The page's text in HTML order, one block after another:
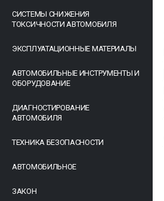
СИСТЕМЫ СНИЖЕНИЯ
ТОКСИЧНОСТИ АВТОМОБИЛЯ
ЭКСПЛУАТАЦИОННЫЕ МАТЕРИАЛЫ
АВТОМОБИЛЬНЫЕ ИНСТРУМЕНТЫ И
ОБОРУДОВАНИЕ
ДИАГНОСТИРОВАНИЕ
АВТОМОБИЛЯ
ТЕХНИКА БЕЗОПАСНОСТИ
АВТОМОБИЛЬНОЕ
ЗАКОН